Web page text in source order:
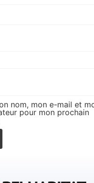
nom, mon e-mail et
pour mon prochain